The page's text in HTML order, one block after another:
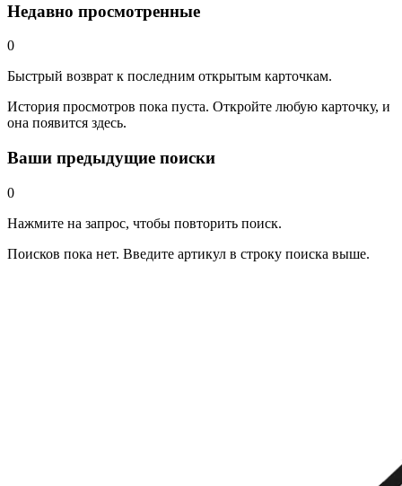
Недавно просмотренные
0
Быстрый возврат к последним открытым карточкам.
История просмотров пока пуста. Откройте любую карточку, и
она появится здесь.
Ваши предыдущие поиски
0
Нажмите на запрос, чтобы повторить поиск.
Поисков пока нет. Введите артикул в строку поиска выше.